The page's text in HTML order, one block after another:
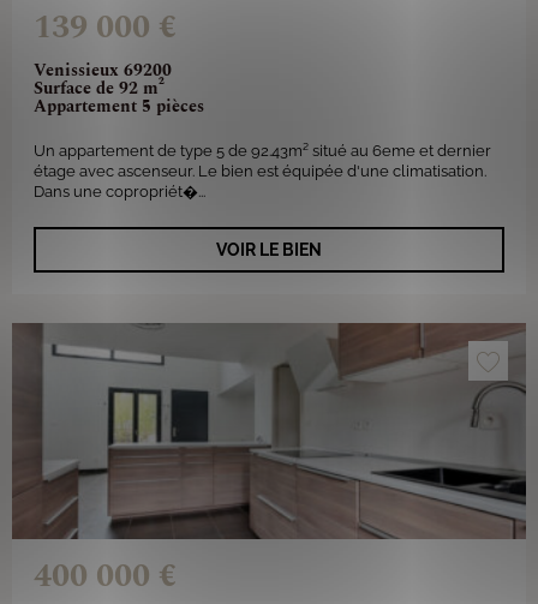
Venissieux 69200
Surface de 92 m²
Appartement 5 pièces
139 000 €
Un appartement de type 5 de 92.43m² situé au 6eme et dernier
étage avec ascenseur. Le bien est équipée d'une climatisation.
Dans une copropriét�...
VOIR LE BIEN
400 000 €